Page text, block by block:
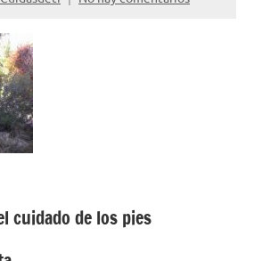
cuidado de los pies